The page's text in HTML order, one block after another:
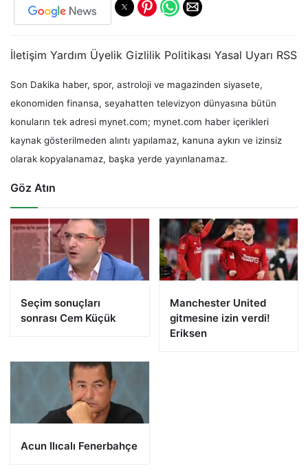
İletişim Yardım Üyelik Gizlilik Politikası Yasal Uyarı RSS
Son Dakika haber, spor, astroloji ve magazinden siyasete,
ekonomiden finansa, seyahatten televizyon dünyasına bütün
konuların tek adresi mynet.com; mynet.com haber içerikleri
kaynak gösterilmeden alıntı yapılamaz, kanuna aykırı ve izinsiz
olarak kopyalanamaz, başka yerde yayınlanamaz.
Göz Atın
Seçim sonuçları
sonrası Cem Küçük
Manchester United
gitmesine izin verdi!
Eriksen
Acun Ilıcalı Fenerbahçe